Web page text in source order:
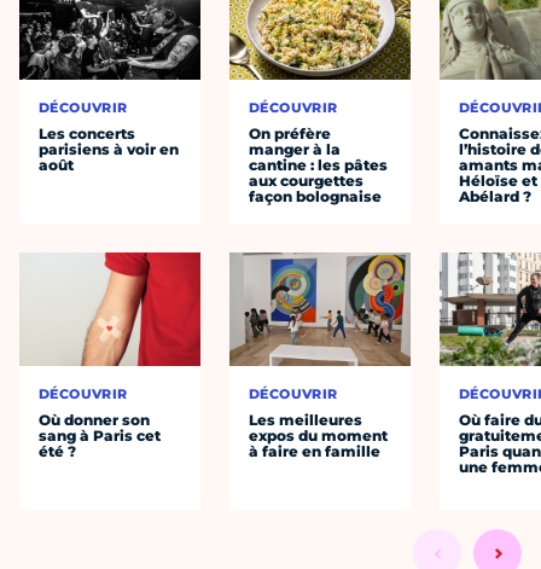
DÉCOUVRIR
Les concerts
parisiens à voir en
août
DÉCOUVRIR
Où donner son
sang à Paris cet
été ?
DÉCOUVRIR
On préfère
manger à la
cantine : les pâtes
aux courgettes
façon bolognaise
DÉCOUVRIR
Les meilleures
expos du moment
à faire en famille
l’histoire
amants
Héloïse et
Abélard ?
Où faire
Paris
une